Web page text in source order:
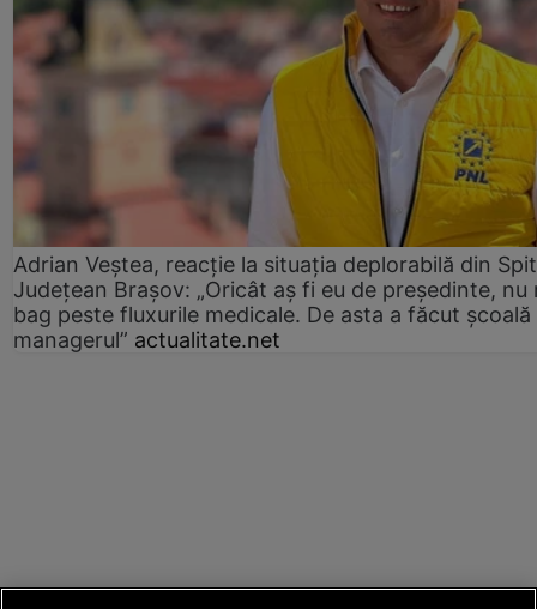
Adrian Veștea, reacție la situația deplorabilă din
Județean Brașov: „Oricât aș fi eu de președinte, nu
bag peste fluxurile medicale. De asta a făcut școală
managerul” actualitate.net